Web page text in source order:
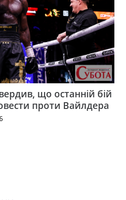
що останній бій
проти Вайлдера